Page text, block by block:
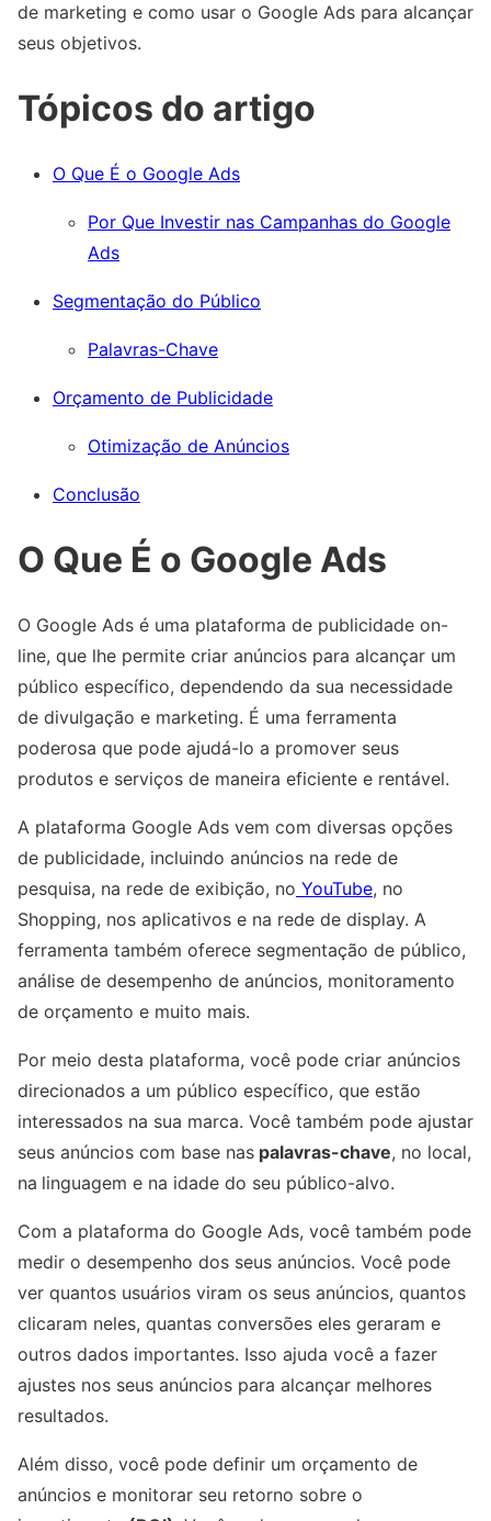
de marketing e como usar o Google Ads para alcançar
seus objetivos.
Tópicos do artigo
O Que É o Google Ads
Por Que Investir nas Campanhas do Google
Ads
Segmentação do Público
Palavras-Chave
Orçamento de Publicidade
Otimização de Anúncios
Conclusão
O Que É o Google Ads
O Google Ads é uma plataforma de publicidade on-
line, que lhe permite criar anúncios para alcançar um
público específico, dependendo da sua necessidade
de divulgação e marketing. É uma ferramenta
poderosa que pode ajudá-lo a promover seus
produtos e serviços de maneira eficiente e rentável.
A plataforma Google Ads vem com diversas opções
de publicidade, incluindo anúncios na rede de
pesquisa, na rede de exibição, no YouTube, no
Shopping, nos aplicativos e na rede de display. A
ferramenta também oferece segmentação de público,
análise de desempenho de anúncios, monitoramento
de orçamento e muito mais.
Por meio desta plataforma, você pode criar anúncios
direcionados a um público específico, que estão
interessados na sua marca. Você também pode ajustar
seus anúncios com base nas palavras-chave, no local,
na linguagem e na idade do seu público-alvo.
Com a plataforma do Google Ads, você também pode
medir o desempenho dos seus anúncios. Você pode
ver quantos usuários viram os seus anúncios, quantos
clicaram neles, quantas conversões eles geraram e
outros dados importantes. Isso ajuda você a fazer
ajustes nos seus anúncios para alcançar melhores
resultados.
Além disso, você pode definir um orçamento de
anúncios e monitorar seu retorno sobre o